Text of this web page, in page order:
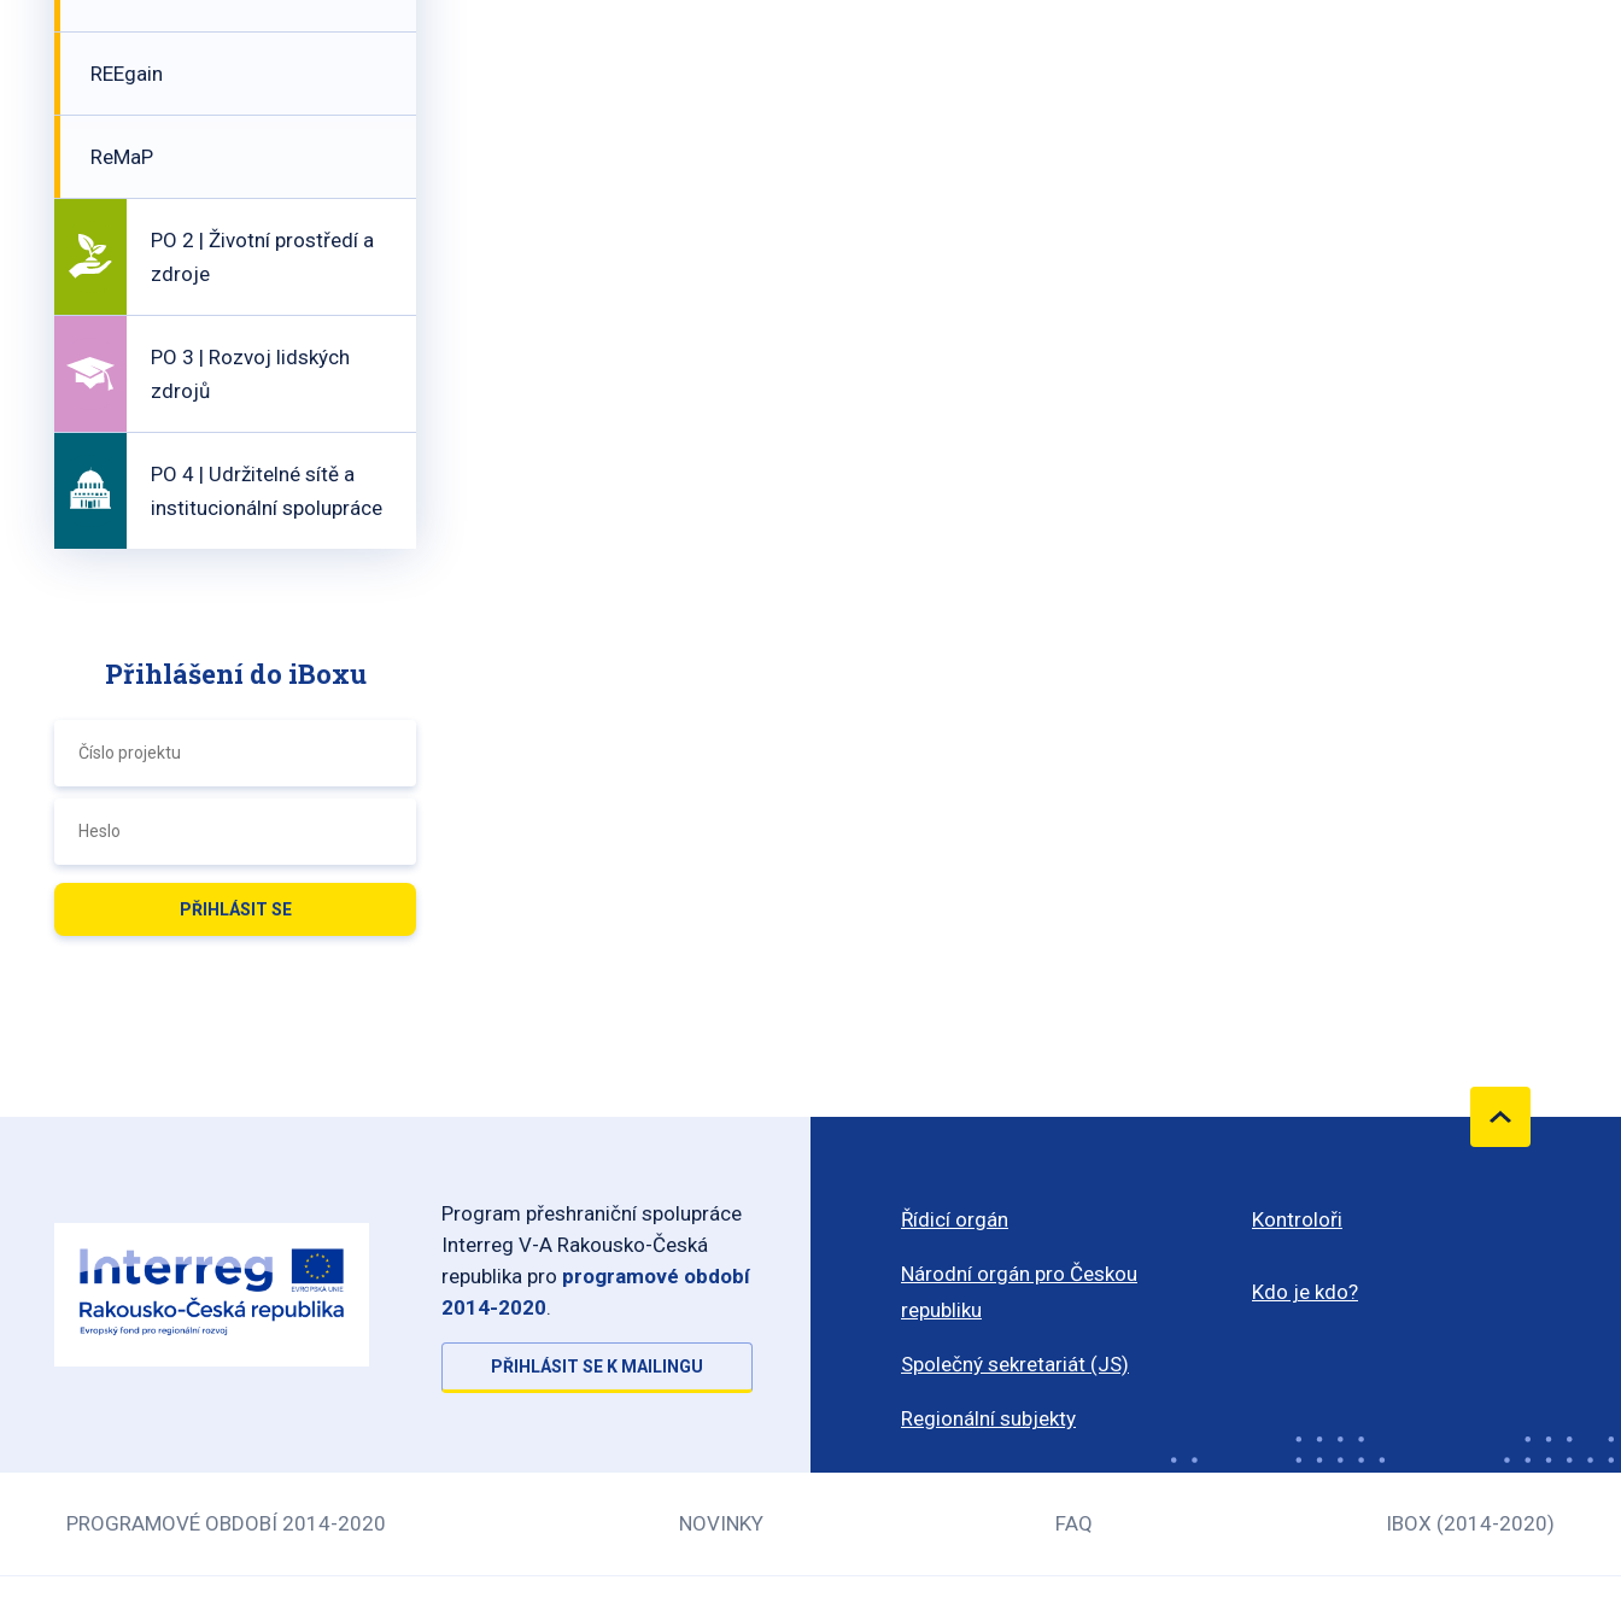
REEgain
ReMaP
PO 2 | Životní prostředí a
zdroje
PO 3 | Rozvoj lidských
zdrojů
PO 4 | Udržitelné sítě a
institucionální spolupráce
Přihlášení do iBoxu
Program přeshraniční spolupráce
Interreg V-A Rakousko-Česká
republika pro programové období
2014-2020.
PŘIHLÁSIT SE K MAILINGU
Řídicí orgán
Národní orgán pro Českou
republiku
Společný sekretariát (JS)
Regionální subjekty
Kontroloři
Kdo je kdo?
PROGRAMOVÉ OBDOBÍ 2014-2020 NOVINKY FAQ IBOX (2014-2020)